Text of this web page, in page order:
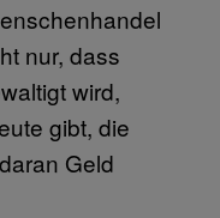
nur, dass
wird,
gibt, die
Geld